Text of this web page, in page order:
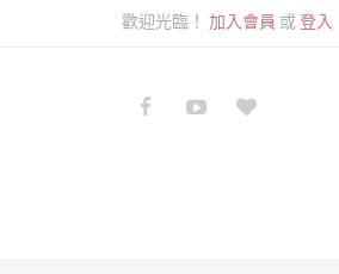
歡迎光臨！ 加入會員 或登入